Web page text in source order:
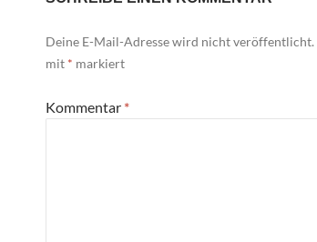
Deine E-Mail-Adresse wird nicht veröffentlicht.
mit * markiert
Kommentar *